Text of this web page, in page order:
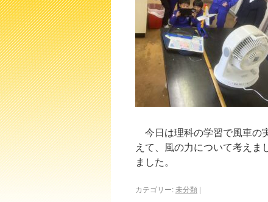
今日は理科の学習で風車の
えて、風の力について考え
ました。
カテゴリー:未分類 |